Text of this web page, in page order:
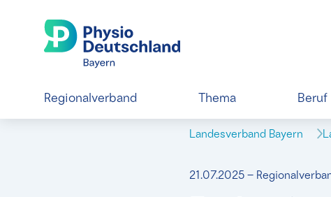
Regionalverband Thema Beruf
Landesverband Bayern
21.07.2025 –